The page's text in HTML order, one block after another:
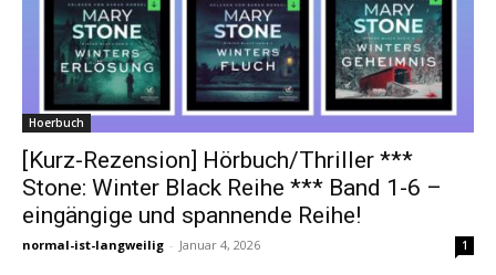
Hoerbuch
[Kurz-Rezension] Hörbuch/Thriller ***
Stone: Winter Black Reihe *** Band 1-6 –
eingängige und spannende Reihe!
normal-ist-langweilig - Januar 4, 2026 1